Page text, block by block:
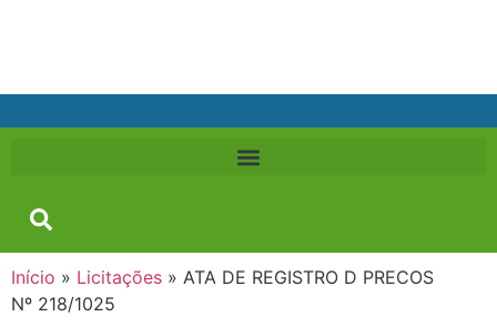
Início » Licitações » ATA DE REGISTRO D PRECOS
Nº 218/1025